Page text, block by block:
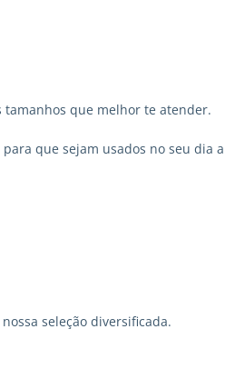
tamanhos que melhor te atender.
que sejam usados no seu dia
seleção diversificada.